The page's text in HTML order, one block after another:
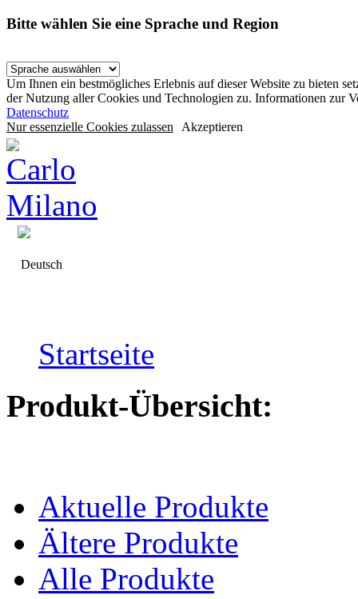
Bitte wählen Sie eine Sprache und Region
Um Ihnen ein bestmögliches Erlebnis auf dieser Website zu bieten
der Nutzung aller Cookies und Technologien zu. Informationen zur
Datenschutz
Nur essenzielle Cookies zulassen Akzeptieren
Deutsch
Startseite
Produkt-Übersicht:
Aktuelle Produkte
Ältere Produkte
Alle Produkte